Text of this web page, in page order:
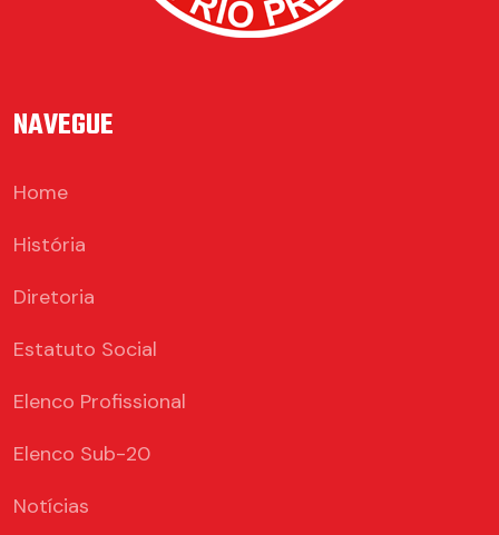
NAVEGUE
Home
História
Diretoria
Estatuto Social
Elenco Profissional
Elenco Sub-20
Notícias